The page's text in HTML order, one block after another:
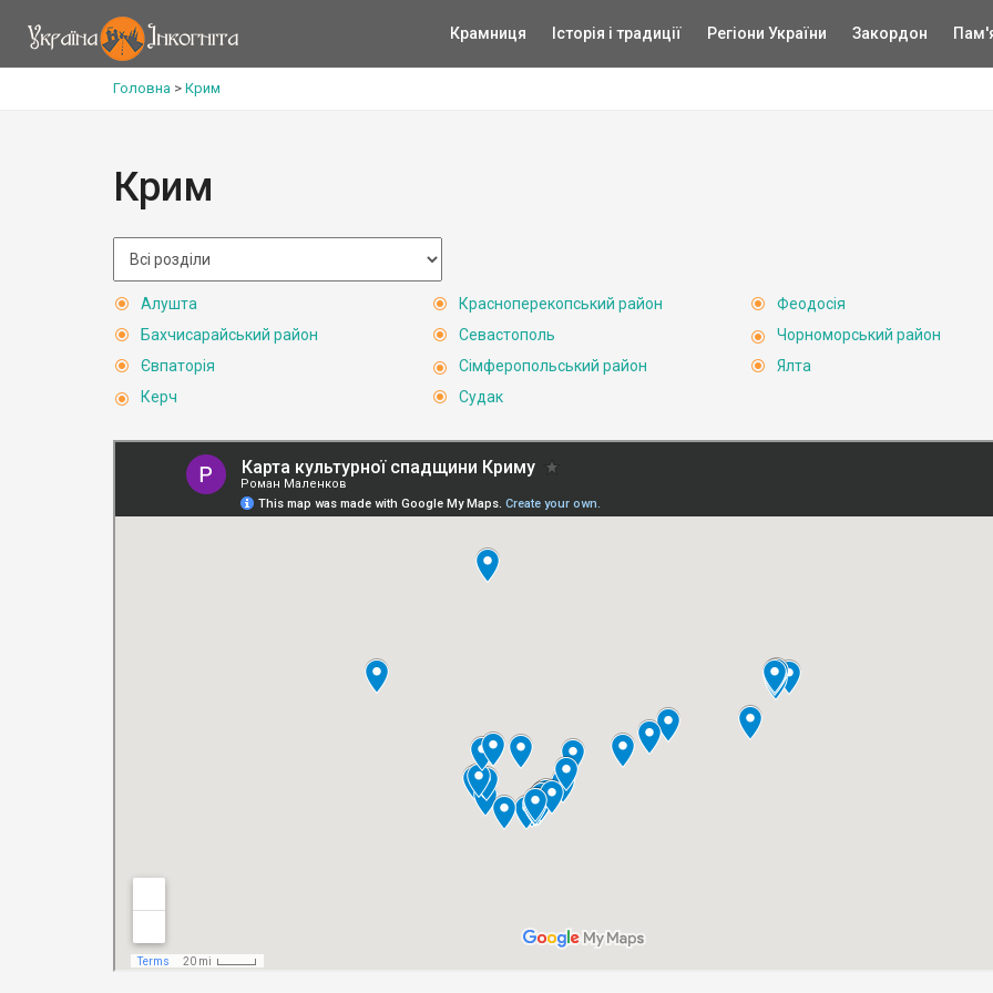
Крамниця Історія і традиції Регіони України Закордон
Головна > Крим
Крим
Алушта
Бахчисарайський район
Євпаторія
Керч
Красноперекопський район
Севастополь
Сімферопольський район
Судак
Феодосія
Чорноморський район
Ялта